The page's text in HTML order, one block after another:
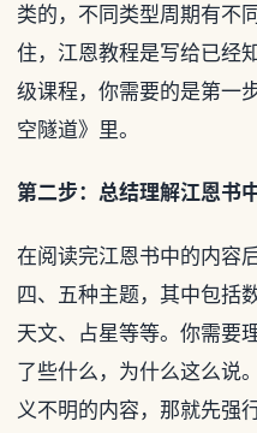
类的，不同类型周期有不
住，江恩教程是写给已经
级课程，你需要的是第一
空隧道》里。
第二步：总结理解江恩书
在阅读完江恩书中的内容
四、五种主题，其中包括
天文、占星等等。你需要
了些什么，为什么这么说
义不明的内容，那就先强